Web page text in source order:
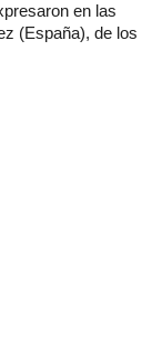
en las
(España), de los